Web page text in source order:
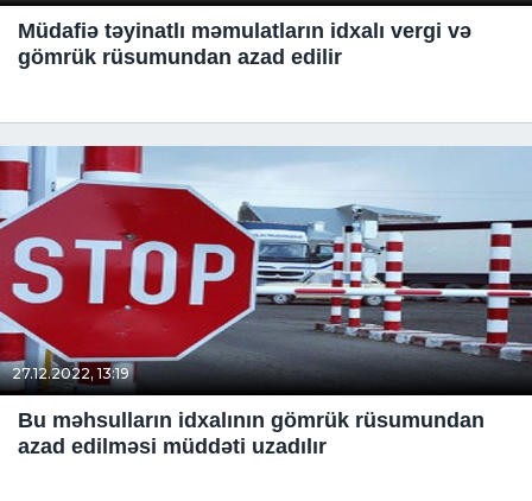
Müdafiə təyinatlı məmulatların idxalı vergi və
gömrük rüsumundan azad edilir
27.12.2022, 13:19
Bu məhsulların idxalının gömrük rüsumundan
azad edilməsi müddəti uzadılır